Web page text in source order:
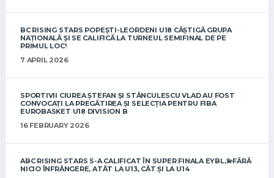
BC RISING STARS POPEȘTI-LEORDENI U18 CÂȘTIGĂ GRUPA
NAȚIONALĂ ȘI SE CALIFICĂ LA TURNEUL SEMIFINAL DE PE
PRIMUL LOC!
7 APRIL 2026
SPORTIVII CIUREA ȘTEFAN ȘI STĂNCULESCU VLAD AU FOST
CONVOCAȚI LA PREGĂTIREA ȘI SELECȚIA PENTRU FIBA
EUROBASKET U18 DIVISION B
16 FEBRUARY 2026
ABC RISING STARS S-A CALIFICAT ÎN SUPER FINALA EYBL,💫FĂRĂ
NICIO ÎNFRÂNGERE, ATÂT LA U13, CÂT ȘI LA U14